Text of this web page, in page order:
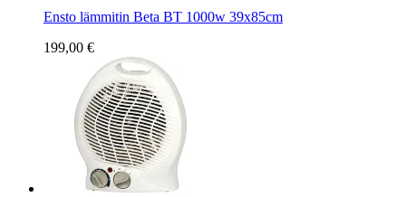
Ensto lämmitin Beta BT 1000w 39x85cm
199,00 €